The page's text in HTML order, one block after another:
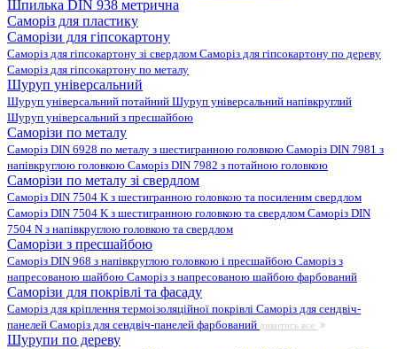
Шпилька DIN 938 метрична
Саморіз для пластику
Саморізи для гіпсокартону
Саморіз для гіпсокартону зі свердлом Саморіз для гіпсокартону по дереву
Саморіз для гіпсокартону по металу
Шуруп універсальний
Шуруп універсальний потайний Шуруп універсальний напівкруглий
Шуруп універсальний з пресшайбою
Саморізи по металу
Саморіз DIN 6928 по металу з шестигранною головкою Саморіз DIN 7981 з
напівкруглою головкою Саморіз DIN 7982 з потайною головкою
Саморізи по металу зі свердлом
Саморіз DIN 7504 K з шестигранною головкою та посиленим свердлом
Саморіз DIN 7504 K з шестигранною головкою та свердлом Саморіз DIN
7504 N з напівкруглою головкою та свердлом
Саморізи з пресшайбою
Саморіз DIN 968 з напівкруглою головкою і пресшайбою Саморіз з
напресованою шайбою Саморіз з напресованою шайбою фарбований
Саморізи для покрівлі та фасаду
Саморіз для кріплення термоізоляційної покрівлі Саморіз для сендвіч-
панелей Саморіз для сендвіч-панелей фарбований дивитись все
Шурупи по дереву